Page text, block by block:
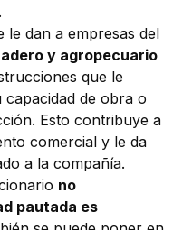
le dan a empresas del
y agropecuario
que le
de obra o
Esto contribuye a
comercial y le da
a la compañía.
no
pautada es